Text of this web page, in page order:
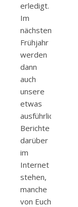
erledigt.
Im
nächsten
Frühjahr
werden
dann
auch
unsere
etwas
ausführlicheren
Berichte
darüber
im
Internet
stehen,
manche
von Euch